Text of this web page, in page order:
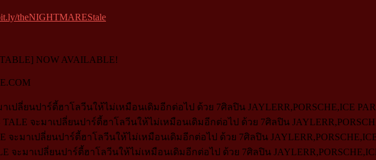
theNIGHTMAREStale
TABLE] NOW AVAILABLE!